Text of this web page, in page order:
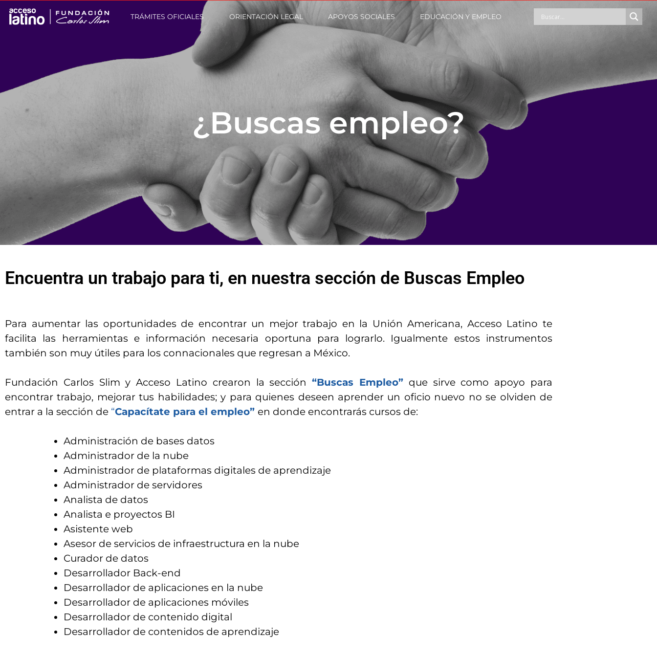
TRÁMITES OFICIALES ORIENTACIÓN LEGAL APOYOS SOCIALES EDUCACIÓN Y EMPLEO
¿Buscas empleo?
Encuentra un trabajo para ti, en nuestra sección de Buscas Empleo
Para aumentar las oportunidades de encontrar un mejor trabajo en la Unión Americana, Acceso Latino te
facilita las herramientas e información necesaria oportuna para lograrlo. Igualmente estos instrumentos
también son muy útiles para los connacionales que regresan a México.
Fundación Carlos Slim y Acceso Latino crearon la sección“Buscas Empleo” que sirve como apoyo para
encontrar trabajo, mejorar tus habilidades; y para quienes deseen aprender un oficio nuevo no se olviden de
entrar a la sección de “Capacítate para el empleo” en donde encontrarás cursos de:
Administración de bases datos
Administrador de la nube
Administrador de plataformas digitales de aprendizaje
Administrador de servidores
Analista de datos
Analista e proyectos BI
Asistente web
Asesor de servicios de infraestructura en la nube
Curador de datos
Desarrollador Back-end
Desarrollador de aplicaciones en la nube
Desarrollador de aplicaciones móviles
Desarrollador de contenido digital
Desarrollador de contenidos de aprendizaje